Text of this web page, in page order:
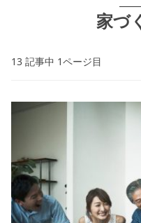
シミュレー
キャンペーン・コラボ
イエばなトップへ
家づ
13 記事中 1ページ目